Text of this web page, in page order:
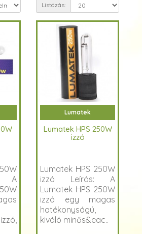
Listázás:
A
Lumatek
Lumatek HPS 250W
izzó
Lumatek HPS 250W
izzó Leírás: A
Lumatek HPS 250W
izzó egy magas
hatékonyságú,
kiváló minős&eac..